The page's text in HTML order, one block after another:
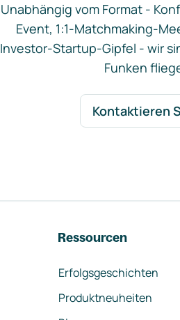
Unabhängig vom Format -
Event, 1:1-Matchmaking-
Investor-Startup-Gipfel - wir
Funken
Kontaktieren
Ressourcen
Erfolgsgeschichten
Produktneuheiten